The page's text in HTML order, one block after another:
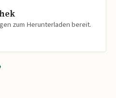
zum Herunterladen bereit.